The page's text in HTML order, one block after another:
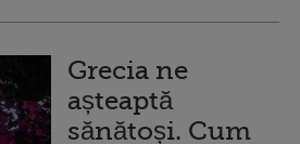
Grecia ne
așteaptă
sănătoși. Cum